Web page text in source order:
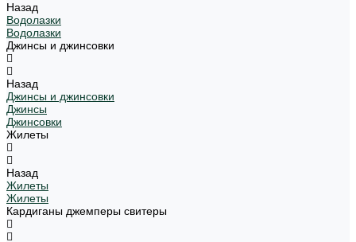
Назад
Водолазки
Водолазки
Джинсы и джинсовки
Назад
Джинсы и джинсовки
Джинсы
Джинсовки
Жилеты
Назад
Жилеты
Жилеты
Кардиганы джемперы свитеры